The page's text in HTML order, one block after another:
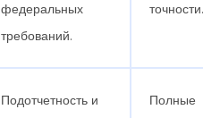
федеральных
требований.
точности.
Подотчетность и
Полные